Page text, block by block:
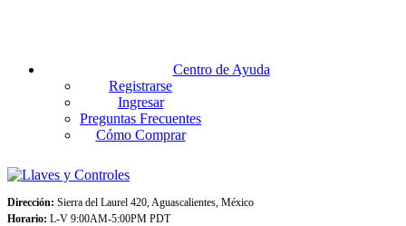
Centro de Ayuda
Registrarse
Ingresar
Preguntas Frecuentes
Cómo Comprar
Dirección: Sierra del Laurel 420, Aguascalientes, México
Horario: L-V 9:00AM-5:00PM PDT